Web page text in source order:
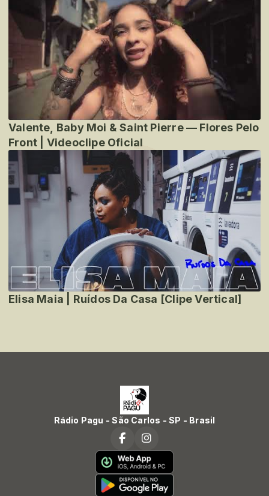
Valente, Baby Moi & Saint Pierre — Flores Pelo
Front | Videoclipe Oficial
Elisa Maia | Ruídos Da Casa [Clipe Vertical]
Rádio Pagu - São Carlos - SP - Brasil